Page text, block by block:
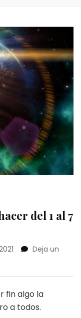
del 1 al 7
Deja un
fin algo la
a todos.